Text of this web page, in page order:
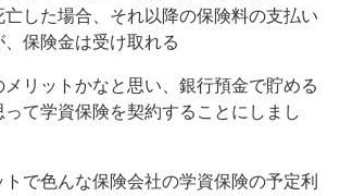
亡した場合、それ以降の保険料の支払い
、保険金は受け取れる
リットかなと思い、銀行預金で貯める
って学資保険を契約することにしまし
で色んな保険会社の学資保険の予定利